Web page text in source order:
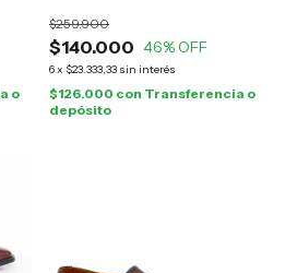
o
$140.000
$259.900
46% OFF
6x $23.333,33 sin interés
$126.000 con Transferencia o
depósito